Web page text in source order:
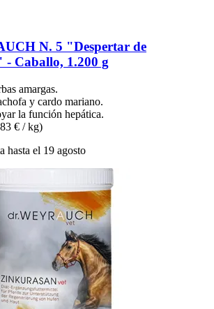
N. 5 "Despertar de
-​ Caballo, 1.200 g
amargas.
y cardo mariano.
la función hepática.
€ / kg)
hasta el 19 agosto